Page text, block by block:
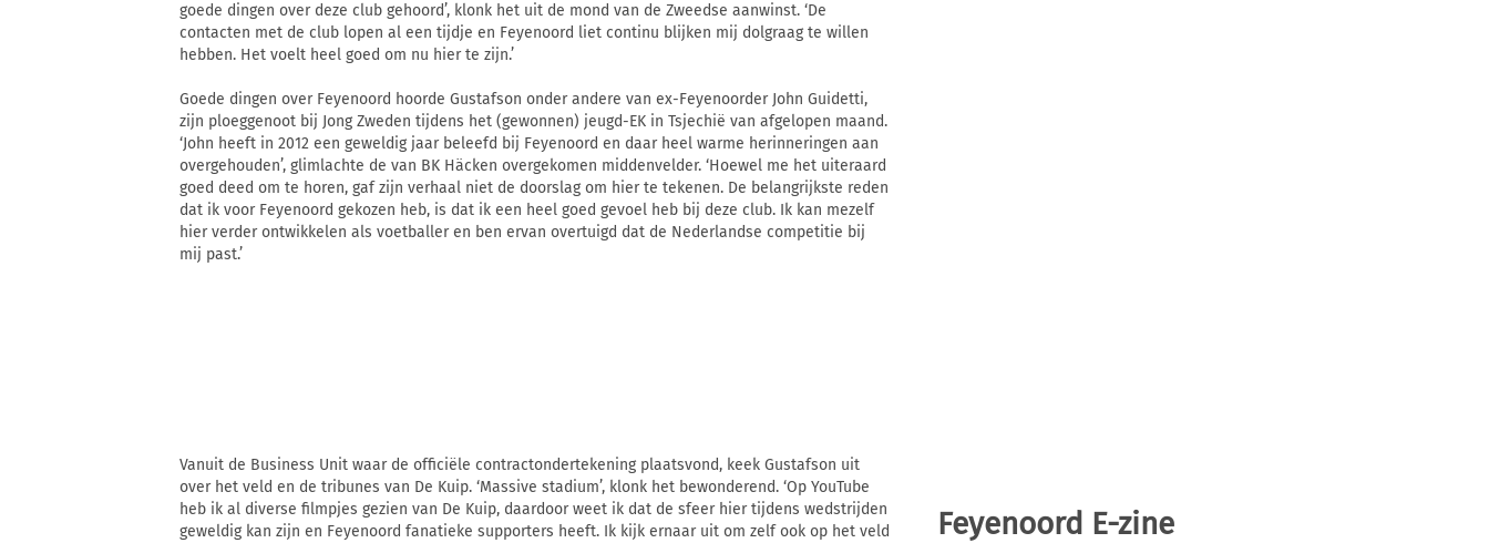
goede dingen over deze club gehoord’, klonk het uit de mond van de Zweedse aanwinst. ‘De
contacten met de club lopen al een tijdje en Feyenoord liet continu blijken mij dolgraag te willen
hebben. Het voelt heel goed om nu hier te zijn.’
Goede dingen over Feyenoord hoorde Gustafson onder andere van ex-Feyenoorder John Guidetti,
zijn ploeggenoot bij Jong Zweden tijdens het (gewonnen) jeugd-EK in Tsjechië van afgelopen maand.
‘John heeft in 2012 een geweldig jaar beleefd bij Feyenoord en daar heel warme herinneringen aan
overgehouden’, glimlachte de van BK Häcken overgekomen middenvelder. ‘Hoewel me het uiteraard
goed deed om te horen, gaf zijn verhaal niet de doorslag om hier te tekenen. De belangrijkste reden
dat ik voor Feyenoord gekozen heb, is dat ik een heel goed gevoel heb bij deze club. Ik kan mezelf
hier verder ontwikkelen als voetballer en ben ervan overtuigd dat de Nederlandse competitie bij
mij past.’
Vanuit de Business Unit waar de officiële contractondertekening plaatsvond, keek Gustafson uit
over het veld en de tribunes van De Kuip. ‘Massive stadium’, klonk het bewonderend. ‘Op YouTube
heb ik al diverse filmpjes gezien van De Kuip, daardoor weet ik dat de sfeer hier tijdens wedstrijden
geweldig kan zijn en Feyenoord fanatieke supporters heeft. Ik kijk ernaar uit om zelf ook op het veld
Feyenoord E-zine